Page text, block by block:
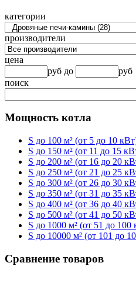
категории
производители
цена
руб до
руб
поиск
Мощность котла
S до 100 м² (от 5 до 10
S до 150 м² (от 11 до 15
S до 200 м² (от 16 до 20
S до 250 м² (от 21 до 25
S до 300 м² (от 26 до 30
S до 350 м² (от 31 до 35
S до 400 м² (от 36 до 40
S до 500 м² (от 41 до 50
S до 1000 м² (от 51 до 100
S до 10000 м² (от 101 до
Сравнение товаров